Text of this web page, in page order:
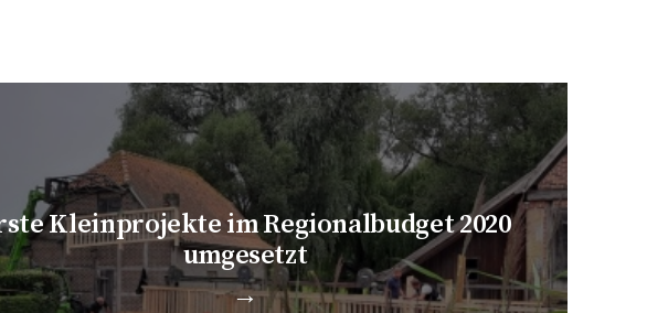
→
Kleinprojekte im Regionalbudget 2020
umgesetzt